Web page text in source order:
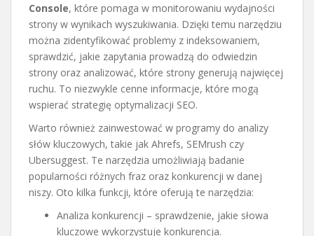
Console, które pomaga w monitorowaniu wydajności
strony w wynikach wyszukiwania. Dzięki temu narzędziu
można zidentyfikować problemy z indeksowaniem,
sprawdzić, jakie zapytania prowadzą do odwiedzin
strony oraz analizować, które strony generują najwięcej
ruchu. To niezwykle cenne informacje, które mogą
wspierać strategię optymalizacji SEO.
Warto również zainwestować w programy do analizy
słów kluczowych, takie jak Ahrefs, SEMrush czy
Ubersuggest. Te narzędzia umożliwiają badanie
popularności różnych fraz oraz konkurencji w danej
niszy. Oto kilka funkcji, które oferują te narzędzia:
Analiza konkurencji – sprawdzenie, jakie słowa
kluczowe wykorzystuje konkurencja.